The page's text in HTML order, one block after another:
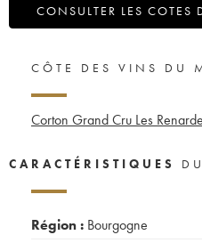
CONSULTER LES
CÔTE DES VINS DU
Corton Grand Cru Les
CARACTÉRISTIQUES
Région : Bourgogne